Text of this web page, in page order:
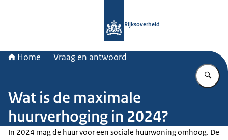
Rijksoverheid
Home Vraag en antwoord
Wat is de maximale
huurverhoging in 2024?
In 2024 mag de huur voor een sociale huurwoning omhoog. De